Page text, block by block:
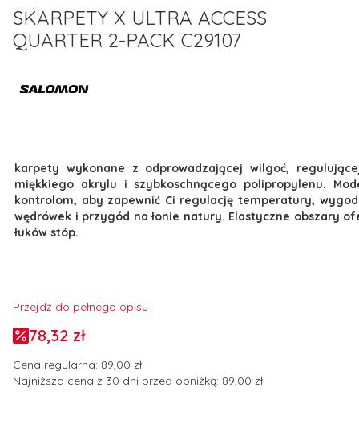
SKARPETY X ULTRA ACCESS
QUARTER 2-PACK C29107
karpety wykonane z odprowadzającej wilgoć,
miękkiego akrylu i szybkoschnącego polipropylenu.
kontrolom, aby zapewnić Ci regulację temperatury,
wędrówek i przygód na łonie natury. Elastyczne obszary
łuków stóp.
Przejdź do pełnego opisu
78,32 zł
Cena regularna: 89,00 zł
Najniższa cena z 30 dni przed obniżką: 89,00 zł